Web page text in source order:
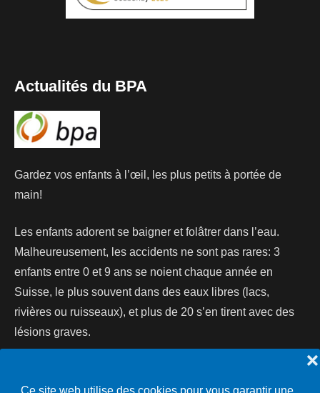
❌
Actualités du BPA
Gardez vos enfants à l’œil, les plus petits à portée de
main!
Les enfants adorent se baigner et folâtrer dans l’eau.
Malheureusement, les accidents ne sont pas rares: 3
enfants entre 0 et 9 ans se noient chaque année en
Suisse, le plus souvent dans des eaux libres (lacs,
rivières ou ruisseaux), et plus de 20 s’en tirent avec des
lésions graves.